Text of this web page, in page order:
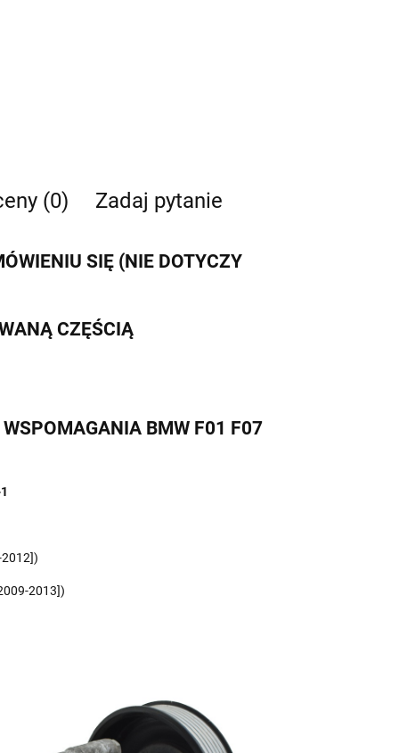
(0) Zadaj pytanie
SIĘ (NIE DOTYCZY
CZĘŚCIĄ
BMW F01 F07
2013])